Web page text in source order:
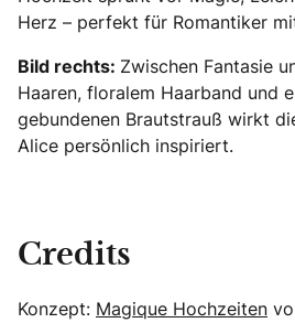
Herz – perfekt für Romantiker
Bild rechts: Zwischen Fantasie
Haaren, floralem Haarband und
gebundenen Brautstrauß wirkt
Alice persönlich inspiriert.
Credits
Konzept: Magique Hochzeiten